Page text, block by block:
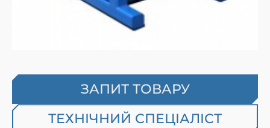
ЗАПИТ ТОВАРУ
ТЕХНІЧНИЙ СПЕЦІАЛІСТ